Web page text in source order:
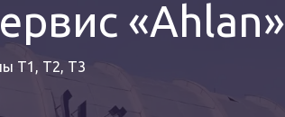
«Ahlan»
T1, T2, T3